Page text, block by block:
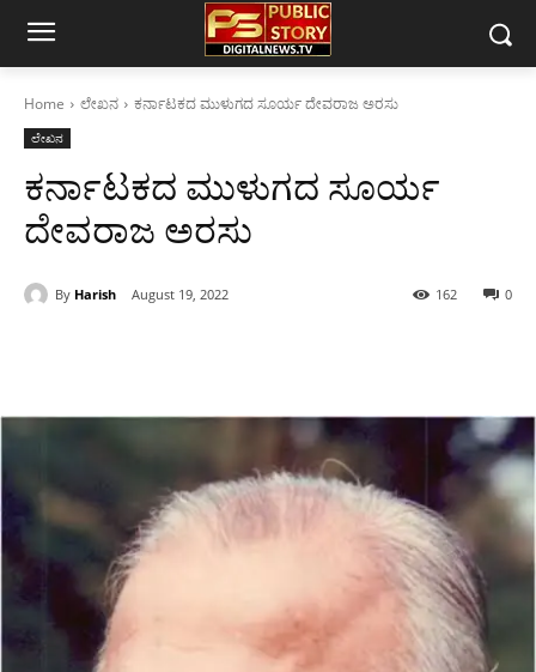
Home ಲೇಖನ ಕರ್ನಾಟಕದ ಮುಳುಗದ ಸೂರ್ಯ ದೇವರಾಜ ಅರಸು
ಲೇಖನ
ಕರ್ನಾಟಕದ ಮುಳುಗದ ಸೂರ್ಯ
ದೇವರಾಜ ಅರಸು
By Harish August 19, 2022 0
162